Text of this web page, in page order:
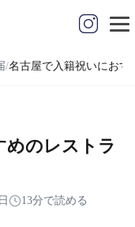
名古屋で入籍祝いにおす
めのレストラ
13分で読める